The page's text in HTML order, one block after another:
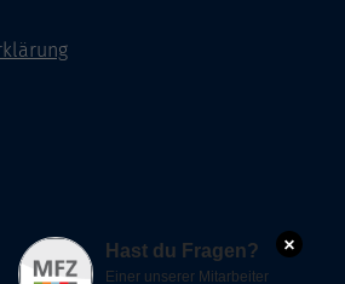
×
Hast du Fragen?
Einer unserer Mitarbeiter